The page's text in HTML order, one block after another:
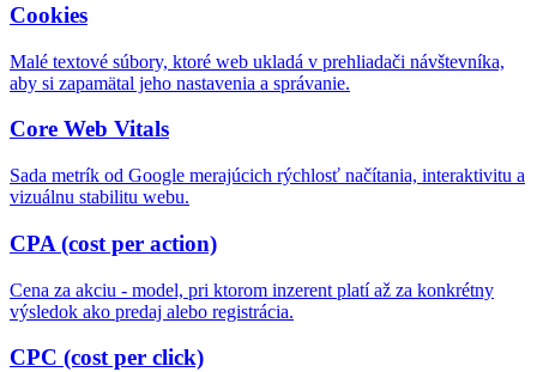
Cookies
Malé textové súbory, ktoré web ukladá v prehliadači návštevníka,
aby si zapamätal jeho nastavenia a správanie.
Core Web Vitals
Sada metrík od Google merajúcich rýchlosť načítania, interaktivitu a
vizuálnu stabilitu webu.
CPA (cost per action)
Cena za akciu - model, pri ktorom inzerent platí až za konkrétny
výsledok ako predaj alebo registrácia.
CPC (cost per click)